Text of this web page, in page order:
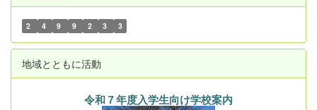
2 4 9 9 2 3 3
地域とともに活動
令和７年度入学生向け学校案内